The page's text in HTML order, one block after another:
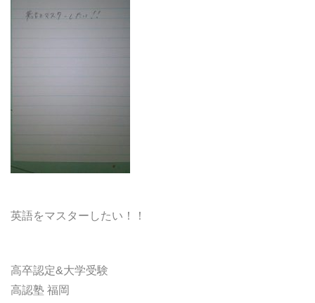
高卒認定試験とは
よくあるご質問
プライバシーポリシー
英語をマスターしたい！！
高卒認定&大学受験
高認塾 福岡